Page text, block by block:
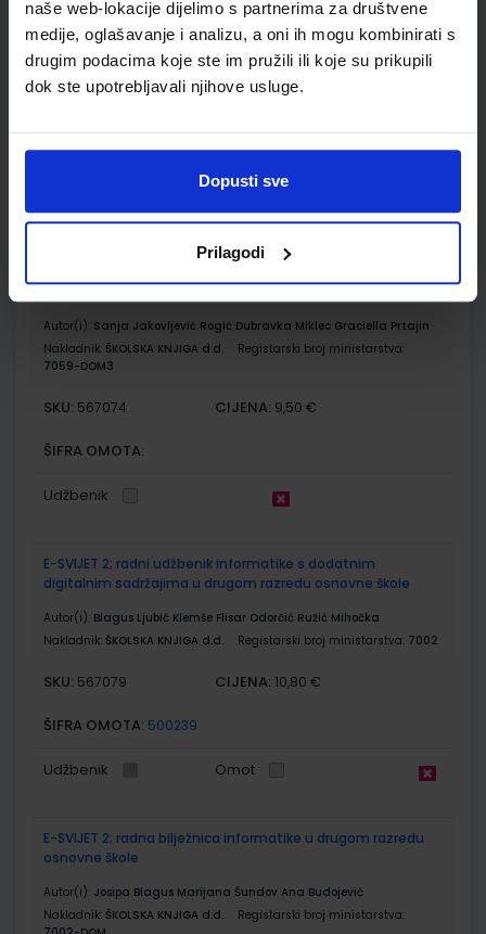
naše web-lokacije dijelimo s partnerima za društvene
medije, oglašavanje i analizu, a oni ih mogu kombinirati s
drugim podacima koje ste im pružili ili koje su prikupili
dok ste upotrebljavali njihove usluge.
Dopusti sve
Prilagodi
Autor(i):Dubravka Miklec Sanja Jakovljević Rogić Graciella Prtajin
Nakladnik:ŠKOLSKA KNJIGA d.d.
Registarski broj ministarstva:
7059-DOM2
drugome razredu osnovne škole
Autor(i): Sanja Jakovljević Rogić Dubravka Miklec Graciella Prtajin
Nakladnik: ŠKOLSKA KNJIGA d.d.
Registarski broj ministarstva:
7059-DOM3
SKU: 567074 CIJENA: 9,50 €
ŠIFRA OMOTA:
Udžbenik
E-SVIJET 2; radni udžbenik informatike s dodatnim
digitalnim sadržajima u drugom razredu osnovne škole
Autor(i): Blagus Ljubić Klemše Flisar Odorčić Ružić Mihočka
Nakladnik: ŠKOLSKA KNJIGA d.d. Registarski broj ministarstva: 7002
SKU: 567079 CIJENA: 10,80 €
ŠIFRA OMOTA: 500239
Udžbenik Omot
E-SVIJET 2; radna bilježnica informatike u drugom razredu
osnovne škole
Autor(i): Josipa Blagus Marijana Šundov Ana Budojević
Nakladnik: ŠKOLSKA KNJIGA d.d.
Registarski broj ministarstva: